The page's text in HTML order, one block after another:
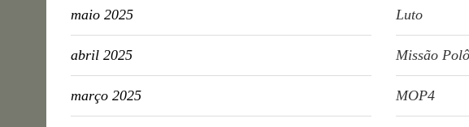
maio 2025
abril 2025
março 2025
Luto
Missão
MOP4